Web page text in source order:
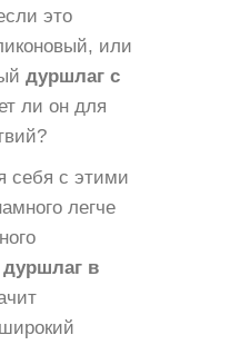
это
или
дуршлаг с
ли он для
себя с этими
легче
дуршлаг в